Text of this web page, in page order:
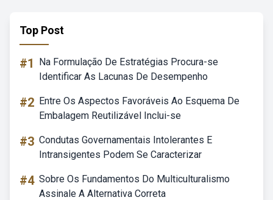
Top Post
#1
Na Formulação De Estratégias Procura-se
Identificar As Lacunas De Desempenho
#2 Entre Os Aspectos Favoráveis Ao Esquema De
Embalagem Reutilizável Inclui-se
#3 Condutas Governamentais Intolerantes E
Intransigentes Podem Se Caracterizar
#4 Sobre Os Fundamentos Do Multiculturalismo
Assinale A Alternativa Correta